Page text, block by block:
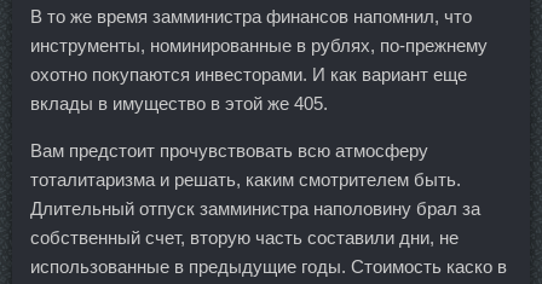
В то же время замминистра финансов напомнил, что
инструменты, номинированные в рублях, по-прежнему
охотно покупаются инвесторами. И как вариант еще
вклады в имущество в этой же 405.
Вам предстоит прочувствовать всю атмосферу
тоталитаризма и решать, каким смотрителем быть.
Длительный отпуск замминистра наполовину брал за
собственный счет, вторую часть составили дни, не
использованные в предыдущие годы. Стоимость каско в